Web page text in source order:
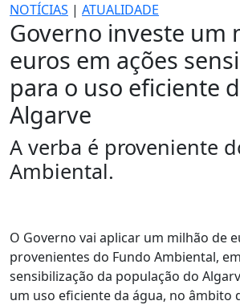
NOTÍCIAS | ATUALIDADE
Governo investe um
euros em ações
para o uso eficiente
Algarve
A verba é proveniente
Ambiental.
O Governo vai aplicar um milhão de
provenientes do Fundo Ambiental,
sensibilização da população do
um uso eficiente da água, no âmbito